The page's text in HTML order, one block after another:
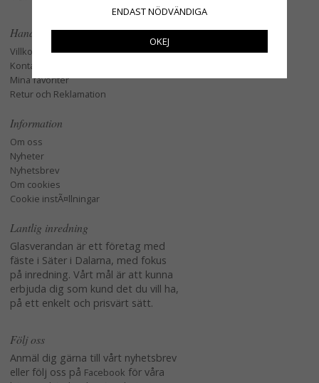
Handla
Villkor
Kontakta oss
Mina favoriter
Retur och Reklamation
Information
Om oss
Nyheter
Nyhetsbrev
Om cookies
Cookie instÃ¤llningar
Lantlig inredning
Glasverandan är ett företag med
fäste i Säter i Dalarna, med fokus
på inredning. Vårt mål är att kunna
erbjuda dig som kund det du vill ha,
på ett enkelt och prisvärt sätt.
Följ oss
Anmäl dig gärna till vårt nyhetsbrev
eller följ oss på Facebook för våra
ENDAST NÖDVÄNDIGA
OKEJ